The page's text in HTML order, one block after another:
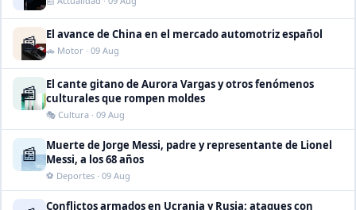
📰 El avance de China en el mercado automotriz español
🚗 Motor · 09 Aug
📰
El cante gitano de Aurora Vargas y otros fenómenos
culturales que rompen moldes
🎭 Cultura · 09 Aug
📰
Muerte de Jorge Messi, padre y representante de Lionel
Messi, a los 68 años
⚽ Deportes · 09 Aug
Conflictos armados en Ucrania y Rusia: ataques con